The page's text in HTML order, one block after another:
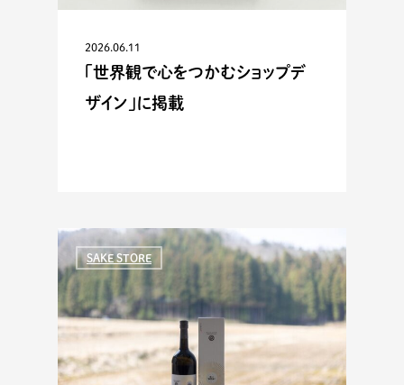
2026.06.11
「世界観で心をつかむショップデ
ザイン」に掲載
SAKE STORE